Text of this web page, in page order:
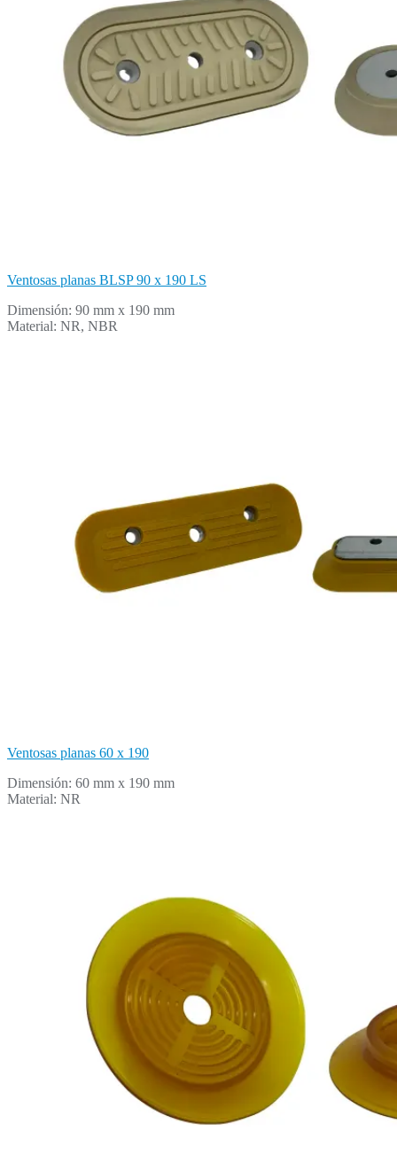
Ventosas planas BLSP 90 x 190 LS
Dimensión: 90 mm x 190 mm
Material: NR, NBR
Ventosas planas 60 x 190
Dimensión: 60 mm x 190 mm
Material: NR